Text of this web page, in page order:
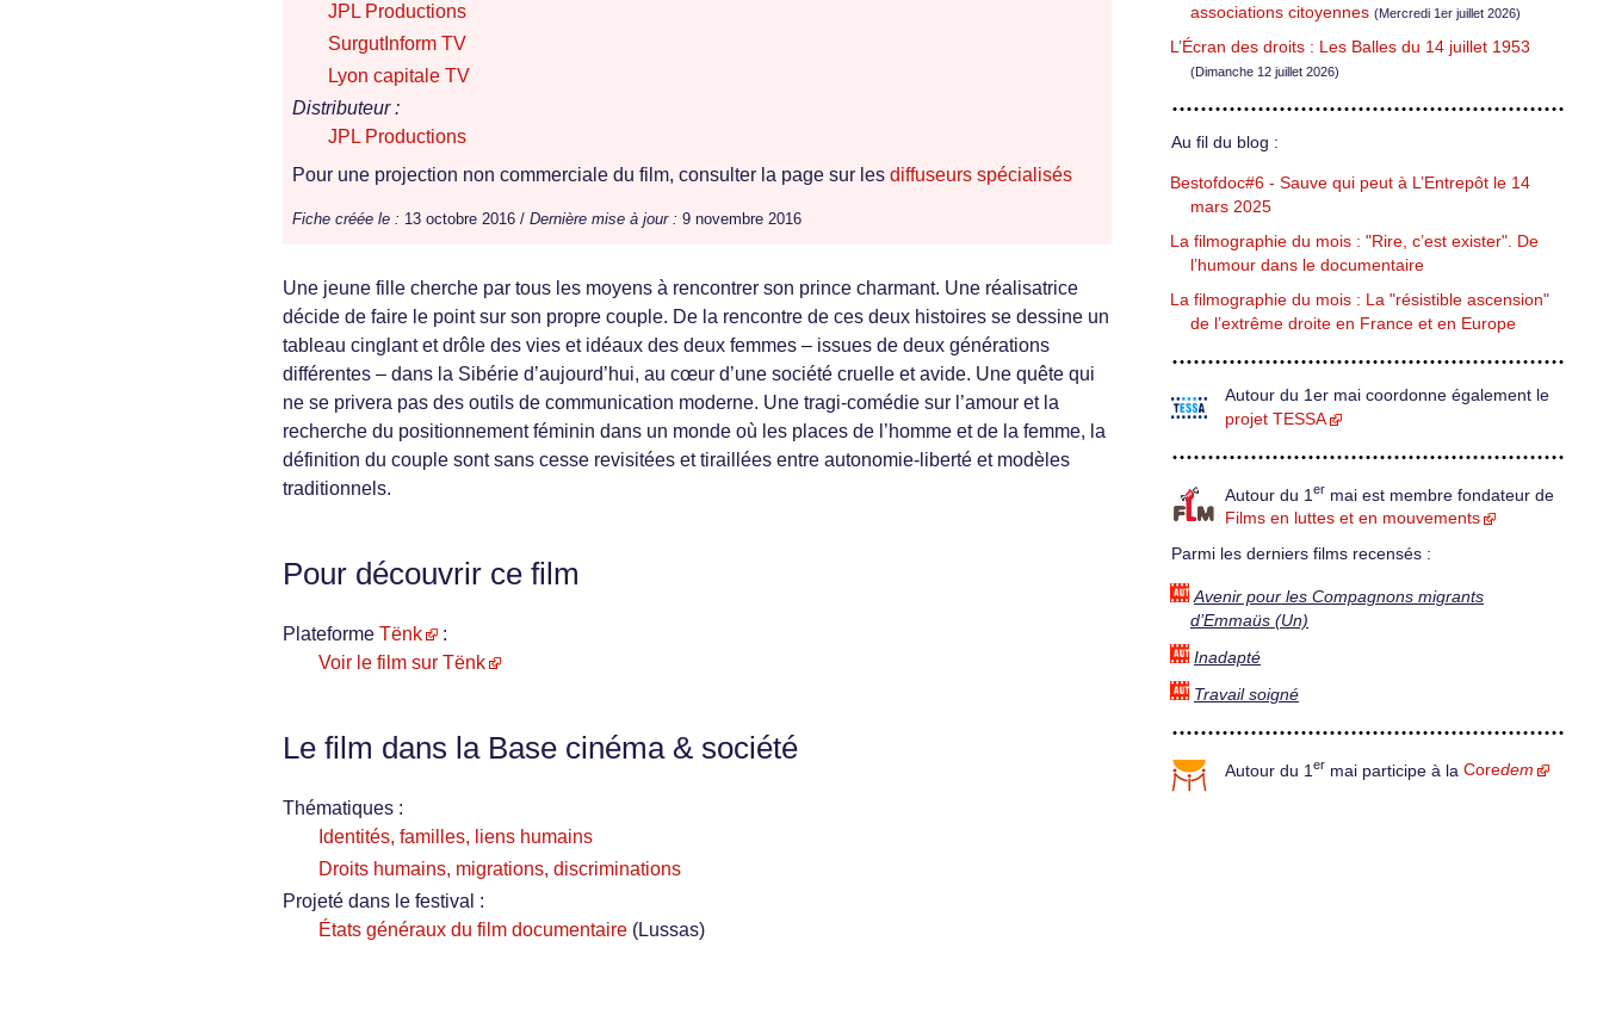
JPL Productions
SurgutInform TV
Lyon capitale TV
Distributeur :
JPL Productions
Pour une projection non commerciale du film, consulter la page sur les diffuseurs spécialisés
Fiche créée le : 13 octobre 2016 / Dernière mise à jour : 9 novembre 2016
Une jeune fille cherche par tous les moyens à rencontrer son prince charmant. Une réalisatrice
décide de faire le point sur son propre couple. De la rencontre de ces deux histoires se dessine un
tableau cinglant et drôle des vies et idéaux des deux femmes – issues de deux générations
différentes – dans la Sibérie d’aujourd’hui, au cœur d’une société cruelle et avide. Une quête qui
ne se privera pas des outils de communication moderne. Une tragi-comédie sur l’amour et la
recherche du positionnement féminin dans un monde où les places de l’homme et de la femme, la
définition du couple sont sans cesse revisitées et tiraillées entre autonomie-liberté et modèles
traditionnels.
Pour découvrir ce film
Plateforme Tënk
:
Voir le film sur Tënk
Le film dans la Base cinéma & société
Thématiques :
Identités, familles, liens humains
Droits humains, migrations, discriminations
Projeté dans le festival :
États généraux du film documentaire (Lussas)
associations citoyennes (Mercredi 1er juillet 2026)
L’Écran des droits : Les Balles du 14 juillet 1953
(Dimanche 12 juillet 2026)
Au fil du blog :
Bestofdoc#6 - Sauve qui peut à L’Entrepôt le 14
mars 2025
La filmographie du mois : "Rire, c’est exister". De
l’humour dans le documentaire
La filmographie du mois : La "résistible ascension"
de l’extrême droite en France et en Europe
Autour du 1er mai coordonne également le
projet TESSA
Autour du 1 er mai est membre fondateur de
Films en luttes et en mouvements
Parmi les derniers films recensés :
Avenir pour les Compagnons migrants
d’Emmaüs (Un)
Inadapté
Travail soigné
Autour du 1 er mai participe à la Coredem